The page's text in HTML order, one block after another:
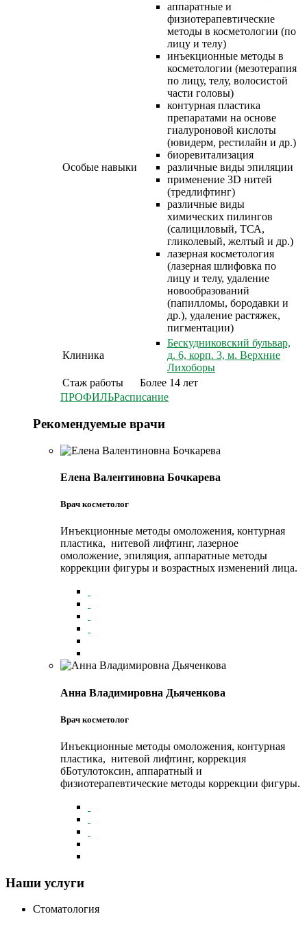
Особые навыки
аппаратные и
физиотерапевтические
методы в косметологии (по
лицу и телу)
инъекционные методы в
косметологии (мезотерапия
по лицу, телу, волосистой
части головы)
контурная пластика
препаратами на основе
гиалуроновой кислоты
(ювидерм, рестилайн и др.)
биоревитализация
различные виды эпиляции
применение 3D нитей
(тредлифтинг)
различные виды
химических пилингов
(салициловый, ТСА,
гликолевый, желтый и др.)
лазерная косметология
(лазерная шлифовка по
лицу и телу, удаление
новообразований
(папилломы, бородавки и
др.), удаление растяжек,
пигментации)
Клиника
Бескудниковский бульвар,
д. 6, корп. 3, м. Верхние
Лихоборы
Стаж работы
Более 14 лет
ПРОФИЛЬРасписание
Рекомендуемые врачи
Елена Валентиновна Бочкарева
Врач косметолог
Инъекционные методы омоложения, контурная
пластика, нитевой лифтинг, лазерное
омоложение, эпиляция, аппаратные методы
коррекции фигуры и возрастных изменений лица.
Анна Владимировна Дьяченкова
Врач косметолог
Инъекционные методы омоложения, контурная
пластика, нитевой лифтинг, коррекция
бБотулотоксин, аппаратный и
физиотерапевтические методы коррекции фигуры.
Наши услуги
Стоматология